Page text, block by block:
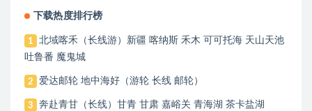
下载热度排行榜
1
北域喀禾（长线游）新疆 喀纳斯 禾木 可可托海 天山天池
吐鲁番 魔鬼城
2 爱达邮轮 地中海好（游轮 长线 邮轮）
3 奔赴青甘（长线）甘青 甘肃 嘉峪关 青海湖 茶卡盐湖